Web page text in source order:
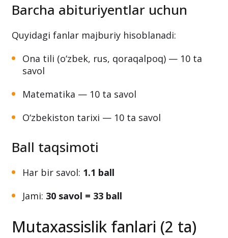
Barcha abituriyentlar uchun
Quyidagi fanlar majburiy hisoblanadi:
Ona tili (o‘zbek, rus, qoraqalpoq) — 10 ta
savol
Matematika — 10 ta savol
O‘zbekiston tarixi — 10 ta savol
Ball taqsimoti
Har bir savol: 1.1 ball
Jami: 30 savol = 33 ball
Mutaxassislik fanlari (2 ta)